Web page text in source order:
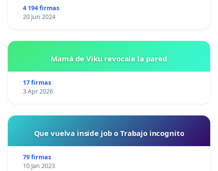
4 194 firmas
20 Jun 2024
Mamá de Viku revocale la pared
17 firmas
3 Apr 2026
Que vuelva inside job o Trabajo incognito
79 firmas
10 Jan 2023